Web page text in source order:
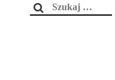
Szukaj: